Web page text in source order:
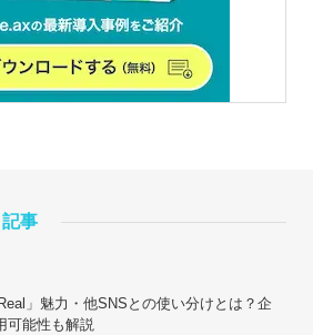
事
」魅力・他SNSとの使い分けとは？企
可能性も解説